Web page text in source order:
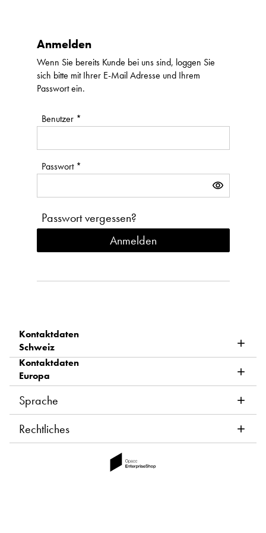
Anmelden
Wenn Sie bereits Kunde bei uns sind, loggen Sie
sich bitte mit Ihrer E-Mail Adresse und Ihrem
Passwort ein.
Benutzer *
visibility
Passwort *
Passwort vergessen?
Anmelden
Kontaktdaten
Schweiz
Kontaktdaten
Europa
Sprache
Rechtliches